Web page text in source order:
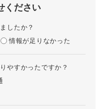
ください
したか？
情報が足りなかった
やすかったですか？